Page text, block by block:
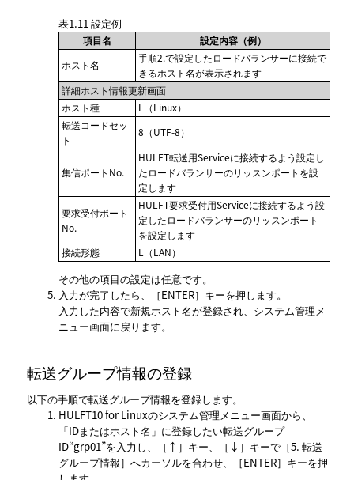
表1.11設定例
項目名
設定内容（例）
ホスト名
手順2.で設定したロードバランサーに接続で
きるホスト名が表示されます
詳細ホスト情報更新画面
ホスト種
L（Linux）
転送コードセッ
ト
8（UTF-8）
集信ポートNo.
HULFT転送用Serviceに接続するよう設定し
たロードバランサーのリッスンポートを設
定します
要求受付ポート
No.
HULFT要求受付用Serviceに接続するよう設
定したロードバランサーのリッスンポート
を設定します
接続形態
L（LAN）
その他の項目の設定は任意です。
入力が完了したら、
ENTER
キーを押します。
入力した内容で新規ホスト名が登録され、システム管理メ
ニュー画面に戻ります。
転送グループ情報の登録
以下の手順で転送グループ情報を登録します。
HULFT10 for Linuxのシステム管理メニュー画面から、
IDまたはホスト名
に登録したい転送グループ
ID“grp01”を入力し、
↑ キー、 ↓ キーで
5. 転送
グループ情報
へカーソルを合わせ、 ENTER
キーを押